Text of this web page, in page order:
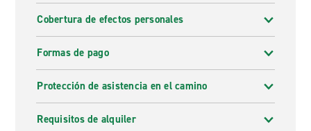
Cobertura de efectos personales
Formas de pago
Protección de asistencia en el camino
Requisitos de alquiler